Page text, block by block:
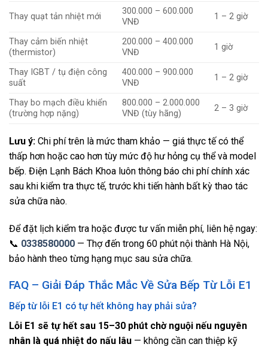
Thay quạt tản nhiệt mới
300.000 – 600.000
VNĐ
1 – 2 giờ
Thay cảm biến nhiệt
(thermistor)
200.000 – 400.000
VNĐ
1 giờ
Thay IGBT / tụ điện công
suất
400.000 – 900.000
VNĐ
1 – 2 giờ
Thay bo mạch điều khiển
(trường hợp nặng)
800.000 – 2.000.000
VNĐ (tùy hãng)
2 – 3 giờ
Lưu ý: Chi phí trên là mức tham khảo — giá thực tế có thể
thấp hơn hoặc cao hơn tùy mức độ hư hỏng cụ thể và model
bếp. Điện Lạnh Bách Khoa luôn thông báo chi phí chính xác
sau khi kiểm tra thực tế, trước khi tiến hành bất kỳ thao tác
sửa chữa nào.
Để đặt lịch kiểm tra hoặc được tư vấn miễn phí, liên hệ ngay:
📞 0338580000 — Thợ đến trong 60 phút nội thành Hà Nội,
bảo hành theo từng hạng mục sau sửa chữa.
FAQ – Giải Đáp Thắc Mắc Về Sửa Bếp Từ Lỗi E1
Bếp từ lỗi E1 có tự hết không hay phải sửa?
Lỗi E1 sẽ tự hết sau 15–30 phút chờ nguội nếu nguyên
nhân là quá nhiệt do nấu lâu — không cần can thiệp kỹ